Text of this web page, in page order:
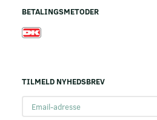
BETALINGSMETODER
TILMELD NYHEDSBREV
adresse